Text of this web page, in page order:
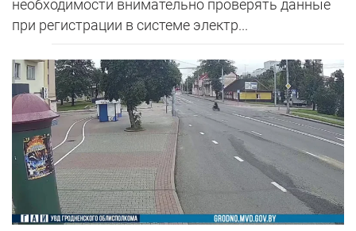
необходимости внимательно проверять данные
при регистрации в системе электр...